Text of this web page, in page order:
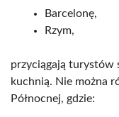
Barcelonę,
Rzym,
przyciągają turystów
kuchnią. Nie można
Północnej, gdzie: